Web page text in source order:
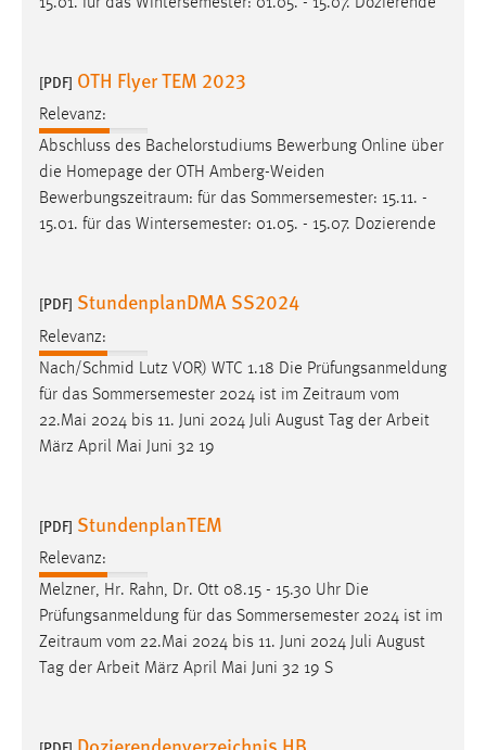
[PDF] OTH Flyer TEM 2023
Relevanz:
Abschluss des Bachelorstudiums Bewerbung Online über
die Homepage der OTH Amberg-Weiden
Bewerbungszeitraum: für das Sommersemester: 15.11. -
15.01. für das Wintersemester: 01.05. - 15.07. Dozierende
[PDF] StundenplanDMA SS2024
Relevanz:
Nach/Schmid Lutz VOR) WTC 1.18 Die Prüfungsanmeldung
für das Sommersemester 2024 ist im Zeitraum vom
22.Mai 2024 bis 11. Juni 2024 Juli August Tag der Arbeit
März April Mai Juni 32 19
[PDF] StundenplanTEM
Relevanz:
Melzner, Hr. Rahn, Dr. Ott 08.15 - 15.30 Uhr Die
Prüfungsanmeldung für das Sommersemester 2024 ist im
Zeitraum vom 22.Mai 2024 bis 11. Juni 2024 Juli August
Tag der Arbeit März April Mai Juni 32 19 S